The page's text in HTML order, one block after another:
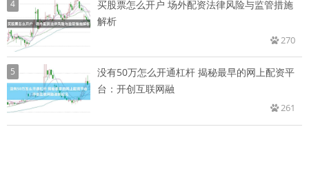
4
买股票怎么开户 场外配资法律风险与监管措施
解析
270
5
没有50万怎么开通杠杆 揭秘最早的网上配资平
台：开创互联网融
261